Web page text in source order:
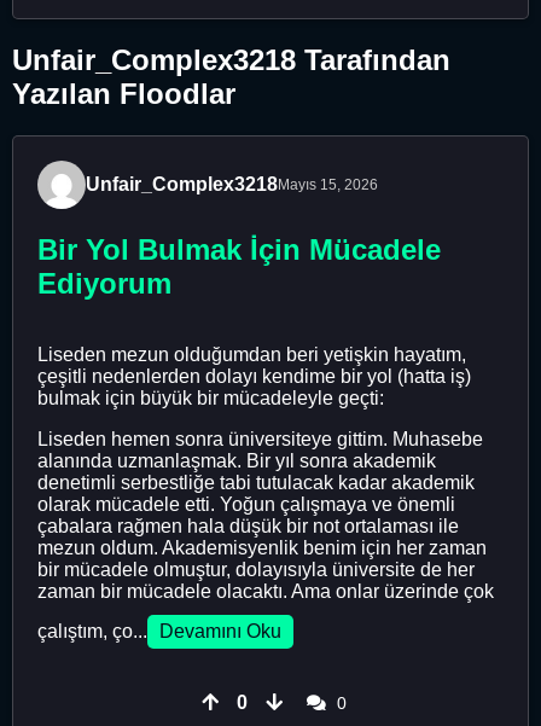
Unfair_Complex3218 Tarafından
Yazılan Floodlar
Unfair_Complex3218Mayıs 15, 2026
Bir Yol Bulmak İçin Mücadele
Ediyorum
Liseden mezun olduğumdan beri yetişkin hayatım,
çeşitli nedenlerden dolayı kendime bir yol (hatta iş)
bulmak için büyük bir mücadeleyle geçti:
Liseden hemen sonra üniversiteye gittim. Muhasebe
alanında uzmanlaşmak. Bir yıl sonra akademik
denetimli serbestliğe tabi tutulacak kadar akademik
olarak mücadele etti. Yoğun çalışmaya ve önemli
çabalara rağmen hala düşük bir not ortalaması ile
mezun oldum. Akademisyenlik benim için her zaman
bir mücadele olmuştur, dolayısıyla üniversite de her
zaman bir mücadele olacaktı. Ama onlar üzerinde çok
çalıştım, ço...
Devamını Oku
0
0